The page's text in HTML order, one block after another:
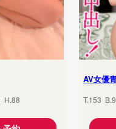
H.88
AV女優
T.153